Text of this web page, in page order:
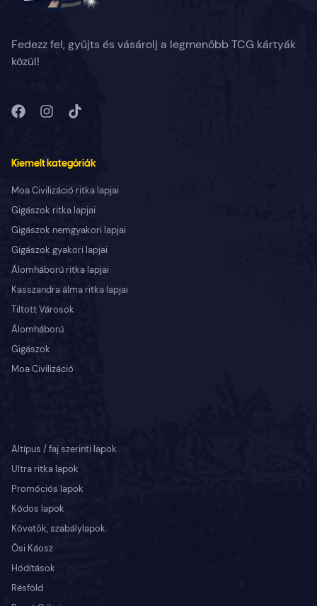
Fedezz fel, gyűjts és vásárolj a legmenőbb TCG kártyák
közül!
Kiemelt kategóriák
Moa Civilizáció ritka lapjai
Gigászok ritka lapjai
Gigászok nemgyakori lapjai
Gigászok gyakori lapjai
Álomháború ritka lapjai
Kasszandra álma ritka lapjai
Tiltott Városok
Álomháború
Gigászok
Moa Civilizáció
Altípus / faj szerinti lapok
Ultra ritka lapok
Promóciós lapok
Kódos lapok
Követők, szabálylapok
Ősi Káosz
Hódítások
Résföld